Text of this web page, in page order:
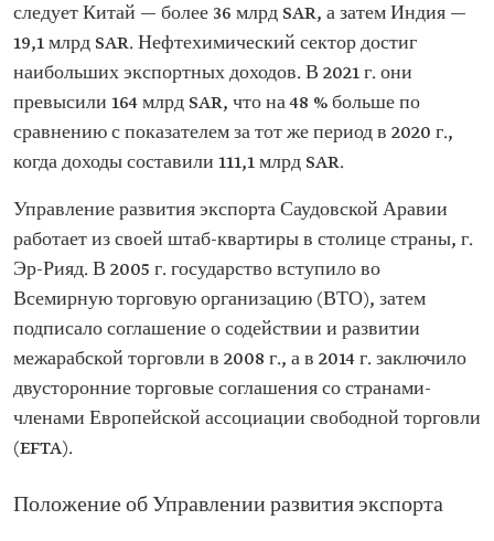
следует Китай — более 36 млрд SAR, а затем Индия —
19,1 млрд SAR. Нефтехимический сектор достиг
наибольших экспортных доходов. В 2021 г. они
превысили 164 млрд SAR, что на 48 % больше по
сравнению с показателем за тот же период в 2020 г.,
когда доходы составили 111,1 млрд SAR.
Управление развития экспорта Саудовской Аравии
работает из своей штаб-квартиры в столице страны, г.
Эр-Рияд. В 2005 г. государство вступило во
Всемирную торговую организацию (ВТО), затем
подписало соглашение о содействии и развитии
межарабской торговли в 2008 г., а в 2014 г. заключило
двусторонние торговые соглашения со странами-
членами Европейской ассоциации свободной торговли
(EFTA).
Положение об Управлении развития экспорта